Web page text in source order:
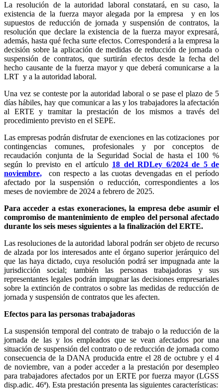
La resolución de la autoridad laboral constatará, en su caso, la
existencia de la fuerza mayor alegada por la empresa y en los
supuestos de reducción de jornada y suspensión de contratos, la
resolución que declare la existencia de la fuerza mayor expresará,
además, hasta qué fecha surte efectos. Corresponderá a la empresa la
decisión sobre la aplicación de medidas de reducción de jornada o
suspensión de contratos, que surtirán efectos desde la fecha del
hecho causante de la fuerza mayor y que deberá comunicarse a la
LRT y a la autoridad laboral.
Una vez se conteste por la autoridad laboral o se pase el plazo de 5
días hábiles, hay que comunicar a las y los trabajadores la afectación
al ERTE y tramitar la prestación de los mismos a través del
procedimiento previsto en el SEPE.
Las empresas podrán disfrutar de exenciones en las cotizaciones por
contingencias comunes, profesionales y por conceptos de
recaudación conjunta de la Seguridad Social de hasta el 100 %
según lo previsto en el artículo 18 del RDLey 6/2024 de 5 de
noviembre, con respecto a las cuotas devengadas en el período
afectado por la suspensión o reducción, correspondientes a los
meses de noviembre de 2024 a febrero de 2025.
Para acceder a estas exoneraciones, la empresa debe asumir el
compromiso de mantenimiento de empleo del personal afectado
durante los seis meses siguientes a la finalización del ERTE.
Las resoluciones de la autoridad laboral podrán ser objeto de recurso
de alzada por los interesados ante el órgano superior jerárquico del
que las haya dictado, cuya resolución podrá ser impugnada ante la
jurisdicción social; también las personas trabajadoras y sus
representantes legales podrán impugnar las decisiones empresariales
sobre la extinción de contratos o sobre las medidas de reducción de
jornada y suspensión de contratos que les afecten.
Efectos para las personas trabajadoras
La suspensión temporal del contrato de trabajo o la reducción de la
jornada de las y los empleados que se vean afectados por una
situación de suspensión del contrato o de reducción de jornada como
consecuencia de la DANA producida entre el 28 de octubre y el 4
de noviembre, van a poder acceder a la prestación por desempleo
para trabajadores afectados por un ERTE por fuerza mayor (LGSS
disp.adic. 46ª). Esta prestación presenta las siguientes características: